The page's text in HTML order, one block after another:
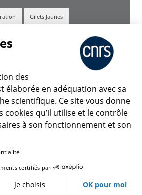
Gilets Jaunes
Éducation
(link is external)(link is external)
(link is external)
n°324
des
élaborée en adéquation avec sa
scientifique. Ce site vous donne
cookies qu’il utilise et le contrôle
à son fonctionnement et son
certifiés par
Je choisis OK pour moi